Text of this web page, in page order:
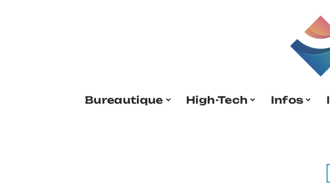
Bureautique High-Tech Infos